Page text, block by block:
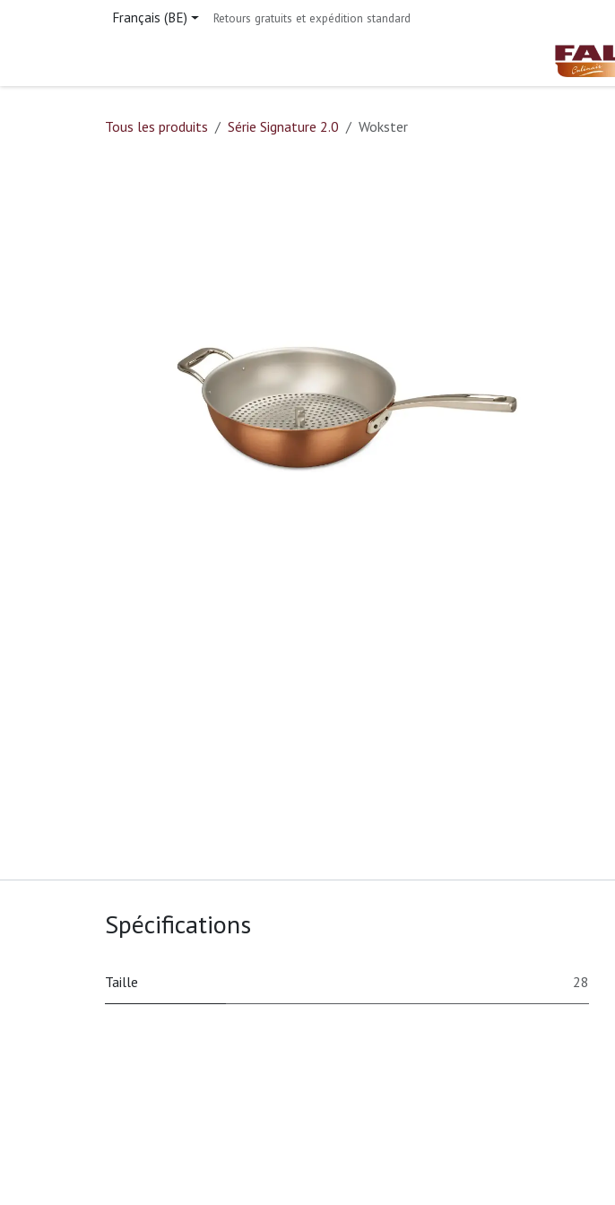
Se rendre au contenuFrançais (BE) Retours gratuits et expédition standard
Tous les produits Série Signature 2.0 Wokster
Spécifications
Taille 28